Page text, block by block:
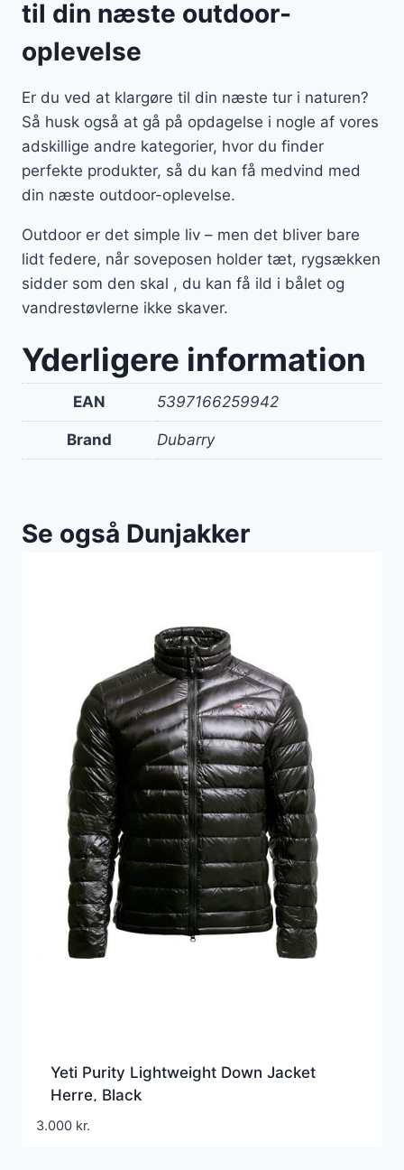
til din næste outdoor-
oplevelse
Er du ved at klargøre til din næste tur i naturen?
Så husk også at gå på opdagelse i nogle af vores
adskillige andre kategorier, hvor du finder
perfekte produkter, så du kan få medvind med
din næste outdoor-oplevelse.
Outdoor er det simple liv – men det bliver bare
lidt federe, når soveposen holder tæt, rygsækken
sidder som den skal , du kan få ild i bålet og
vandrestøvlerne ikke skaver.
Yderligere information
EAN 5397166259942
Brand Dubarry
Se også Dunjakker
Yeti Purity Lightweight Down Jacket
Herre, Black
3.000 kr.